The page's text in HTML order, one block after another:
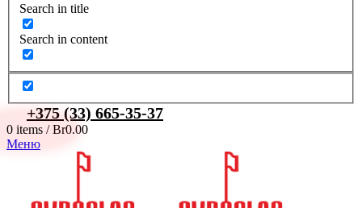
Search in title
Search in content
+375 (33) 665-35-37
0 items / Br0.00
Меню